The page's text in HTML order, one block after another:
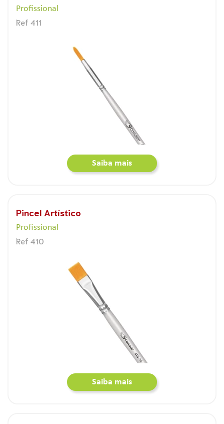
Profissional
Ref 411
Saiba mais
Pincel Artístico
Profissional
Ref 410
Saiba mais